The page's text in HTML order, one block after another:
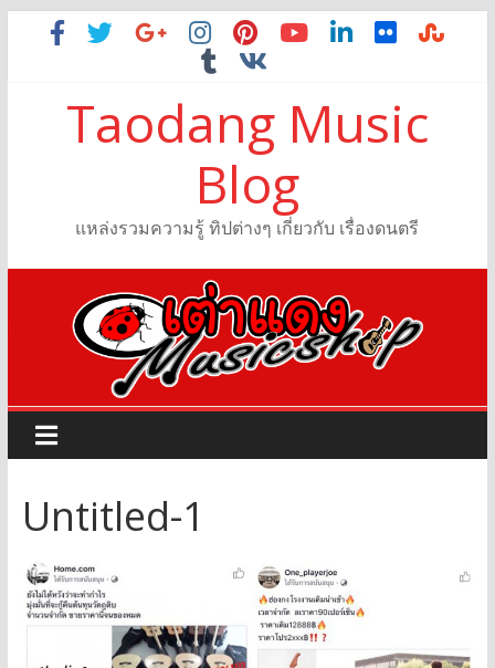
Taodang Music
Blog
แหล่งรวมความรู้ ทิปต่างๆ เกี่ยวกับ เรื่องดนตรี
Untitled-1